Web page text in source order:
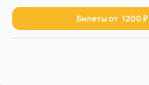
Билеты от 1200₽